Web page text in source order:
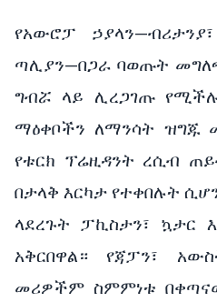
የአውሮፓ
ጣሊያን—በጋራ ባወጡት
ግብሯ ላይ ሊረጋገጡ
ማዕቀቦችን ለማንሳት ዝግጁ
የቱርክ ፕሬዚዳንት ረሲብ
በታላቅ እርካታ የተቀበሉት
ላደረጉት ፓኪስታን፣ ኳታር
አቅርበዋል። የጃፓን፣
መሪዎችም ስምምነቱ